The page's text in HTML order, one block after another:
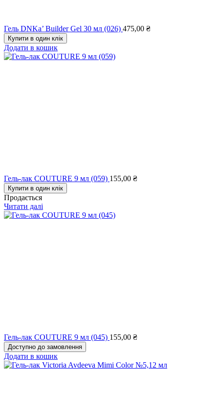
Гель DNKa’ Builder Gel 30 мл (026) 475,00 ₴
Купити в один клік
Додати в кошик
Гель-лак COUTURE 9 мл (059) 155,00 ₴
Купити в один клік
Продається
Читати далі
Гель-лак COUTURE 9 мл (045) 155,00 ₴
Доступно до замовлення
Додати в кошик